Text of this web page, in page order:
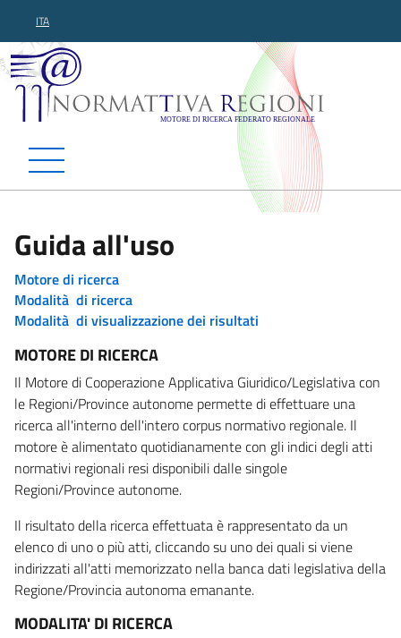
ITA
Normattiva Regioni -
Guida all'uso
Motore di ricerca
Modalità di ricerca
Modalità di visualizzazione dei risultati
MOTORE DI RICERCA
Il Motore di Cooperazione Applicativa Giuridico/Legislativa con
le Regioni/Province autonome permette di effettuare una
ricerca all'interno dell'intero corpus normativo regionale. Il
motore è alimentato quotidianamente con gli indici degli atti
normativi regionali resi disponibili dalle singole
Regioni/Province autonome.
Il risultato della ricerca effettuata è rappresentato da un
elenco di uno o più atti, cliccando su uno dei quali si viene
indirizzati all'atti memorizzato nella banca dati legislativa della
Regione/Provincia autonoma emanante.
MODALITA' DI RICERCA